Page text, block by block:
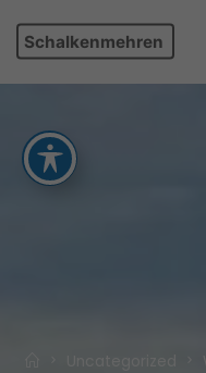
Schalkenmehren